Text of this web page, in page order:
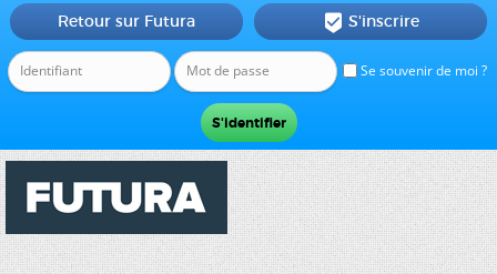
Se souvenir de moi ?
Retour sur Futura  S'inscrire